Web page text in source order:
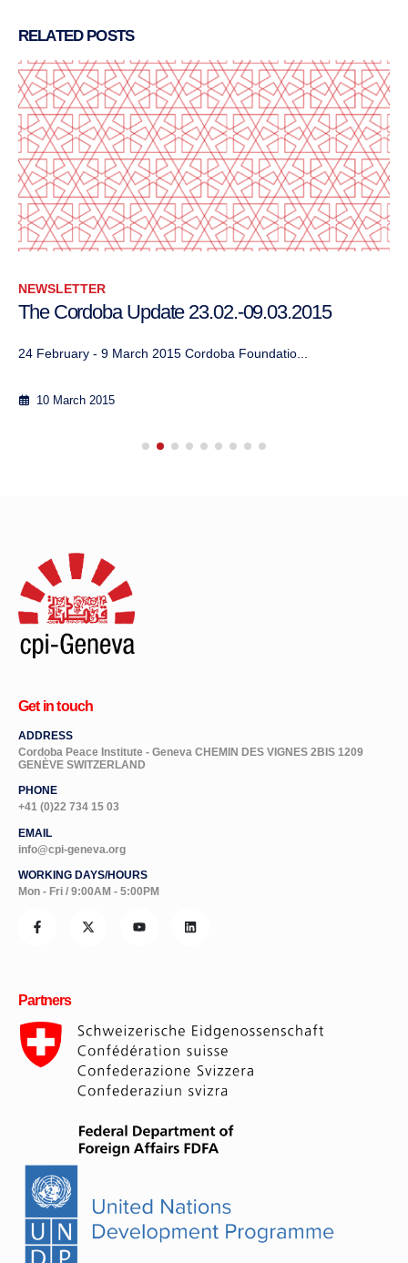
RELATED POSTS
NEWSLETTER
The Cordoba Update 23.02.-09.03.2015
24 February - 9 March 2015 Cordoba Foundatio...
10 March 2015
Get in touch
ADDRESS
Cordoba Peace Institute - Geneva CHEMIN DES VIGNES 2BIS 1209
GENÈVE SWITZERLAND
PHONE
+41 (0)22 734 15 03
EMAIL
info@cpi-geneva.org
WORKING DAYS/HOURS
Mon - Fri / 9:00AM - 5:00PM
Partners